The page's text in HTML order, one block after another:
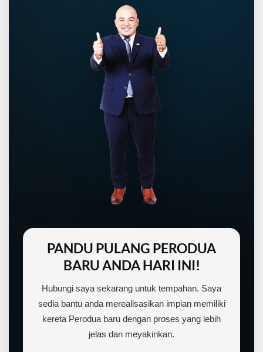
PANDU PULANG PERODUA
BARU ANDA HARI INI!
Hubungi saya sekarang untuk tempahan. Saya
sedia bantu anda merealisasikan impian memiliki
kereta Perodua baru dengan proses yang lebih
jelas dan meyakinkan.